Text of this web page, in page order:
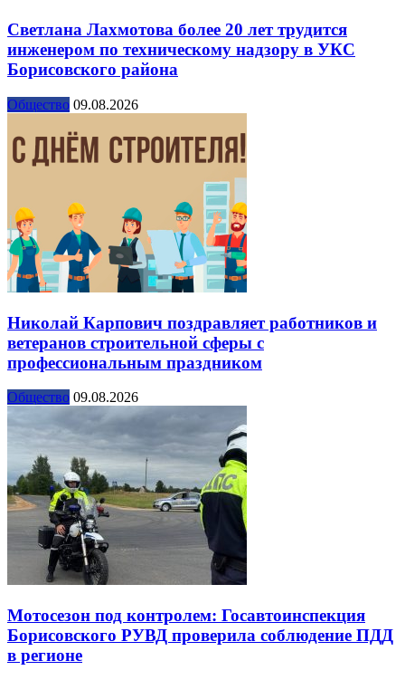
Светлана Лахмотова более 20 лет трудится
инженером по техническому надзору в УКС
Борисовского района
Общество 09.08.2026
Николай Карпович поздравляет работников и
ветеранов строительной сферы с
профессиональным праздником
Общество 09.08.2026
Мотосезон под контролем: Госавтоинспекция
Борисовского РУВД проверила соблюдение ПДД
в регионе